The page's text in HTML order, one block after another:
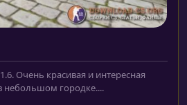
Очень красивая и интересная
небольшом городке....